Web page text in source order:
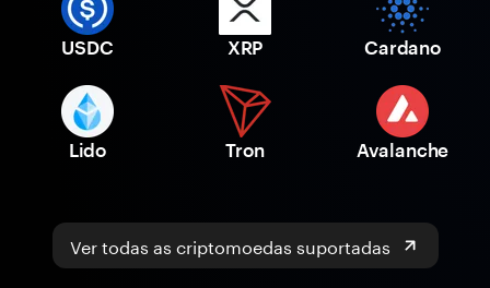
USDC XRP Cardano
Lido Tron Avalanche
Ver todas as criptomoedas suportadas